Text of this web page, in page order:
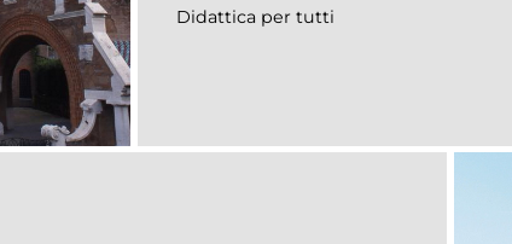
Didattica per tutti